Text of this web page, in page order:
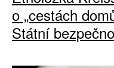
o „cestách
Státní